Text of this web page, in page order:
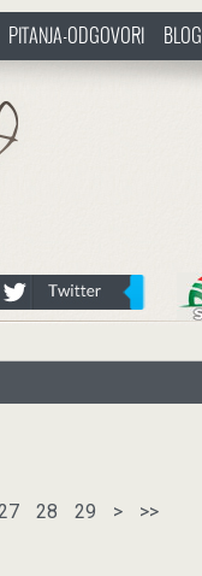
PITANJA-ODGOVORI BLOG
28 29 >
>>